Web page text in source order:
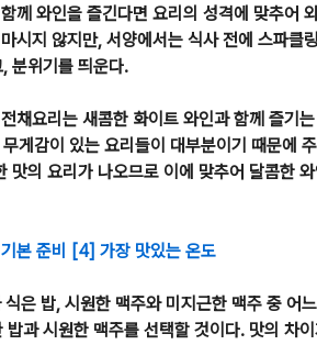
께 와인을 즐긴다면 요리의 성격에 맞추어
시지 않지만, 서양에서는 식사 전에 스파클
분위기를 띄운다.
채요리는 새콤한 화이트 와인과 함께 즐기
게감이 있는 요리들이 대부분이기 때문에
맛의 요리가 나오므로 이에 맞추어 달콤한
본 준비 [4] 가장 맛있는 온도
은 밥, 시원한 맥주와 미지근한 맥주 중 어
밥과 시원한 맥주를 선택할 것이다. 맛의 차